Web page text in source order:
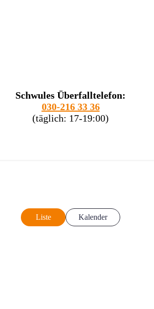
Schwules Überfalltelefon:
030-216 33 36
(täglich: 17-19:00)
Liste Kalender